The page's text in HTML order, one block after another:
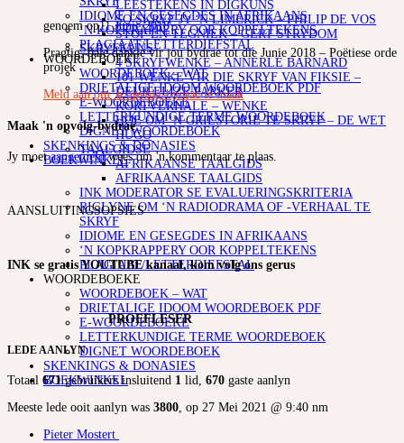
IDIOME EN GESEGDES IN AFRIKAANS
‘N KOPKRAPPERY OOR KOPPELTEKENS
PLAGIAAT/LETTERDIEFSTAL
WOORDEBOEKE
WOORDEBOEK – WAT
DRIETALIGE IDOOM WOORDEBOEK PDF
E-WOORDEBOEKE
LETTERKUNDIGE TERME WOORDEBOEK
DIGNET WOORDEBOEK
SKENKINGS & DONASIES
BOEKWINKEL
LEESTEKENS IN DIGKUNS
SO SKRYF JY ‘N LIMERICK – PHILIP DE VOS
STOF EN TEGNIEK – GERT STRYDOM
SKRYFKUNS
4 SKRYFWENKE – ANNERLE BARNARD
101 WENKE VIR DIE SKRYF VAN FIKSIE –
DEUR ELIZE PARKER
KORTVERHALE – WENKE
HOE OM ‘N GRILSTORIE TE SKRYF – DE WET
HUGO
TAALGIDSE
AFRIKAANSE TAALGIDS
AFRIKAANSE TAALGIDS
INK MODERATOR SE EVALUERINGSKRITERIA
RIGLYNE OM ‘N RADIODRAMA OF -VERHAAL TE
SKRYF
IDIOME EN GESEGDES IN AFRIKAANS
‘N KOPKRAPPERY OOR KOPPELTEKENS
PLAGIAAT/LETTERDIEFSTAL
WOORDEBOEKE
WOORDEBOEK – WAT
DRIETALIGE IDOOM WOORDEBOEK PDF
E-WOORDEBOEKE
LETTERKUNDIGE TERME WOORDEBOEK
DIGNET WOORDEBOEK
SKENKINGS & DONASIES
BOEKWINKEL
genoem op11 Junie 2018
Pragtig, baie dankie vir jou bydrae tot die Junie 2018 – Poëtiese orde
projek
Meld aan om 'n opvolg-bydrae te maak
Maak 'n opvolg-bydrae
Jy moetaangemeldwees om 'n kommentaar te plaas.
AANSLUITINGSOPSIES
INK se gratis YOUTUBE kanaal, kom volg ons gerus
PROEFLESER
LEDE AANLYN
Totaal 671gebruikers insluitend 1 lid, 670 gaste aanlyn
Meeste lede ooit aanlyn was 3800, op 27 Mei 2021 @ 9:40 nm
Pieter Mostert